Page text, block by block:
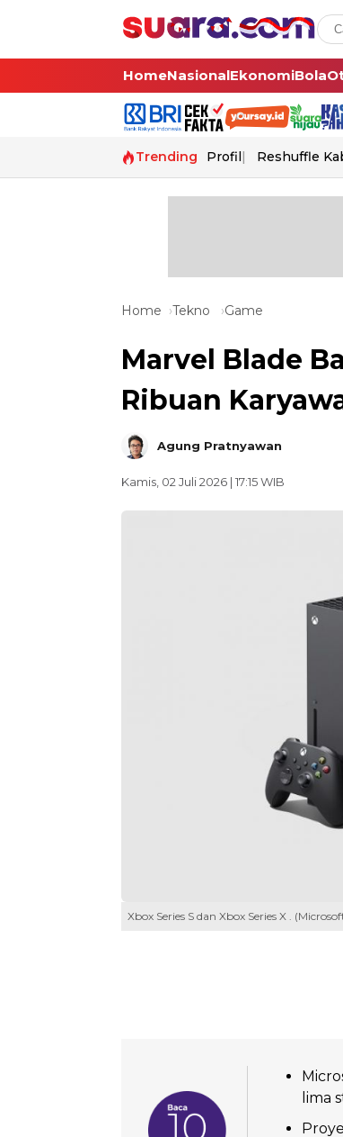
HomeNasionalEkonomiBola
Trending Profil Reshuffle
Home Tekno Game
Marvel Blade
Ribuan
Agung Pratnyawan
Kamis, 02 Juli 2026 | 17:15 WIB
Xbox Series S dan Xbox Series X .
lima